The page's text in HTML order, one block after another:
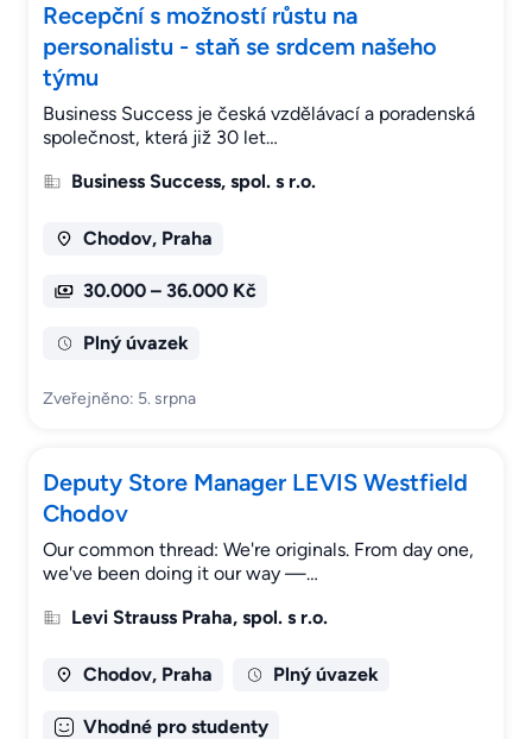
Recepční s možností růstu na
personalistu - staň se srdcem našeho
týmu
Business Success je česká vzdělávací a poradenská
společnost, která již 30 let…
Business Success, spol. s r.o.
Chodov, Praha
30.000 – 36.000 Kč
Plný úvazek
Zveřejněno: 5. srpna
Deputy Store Manager LEVIS Westfield
Chodov
Our common thread: We're originals. From day one,
we've been doing it our way —…
Levi Strauss Praha, spol. s r.o.
Chodov, Praha Plný úvazek
Vhodné pro studenty